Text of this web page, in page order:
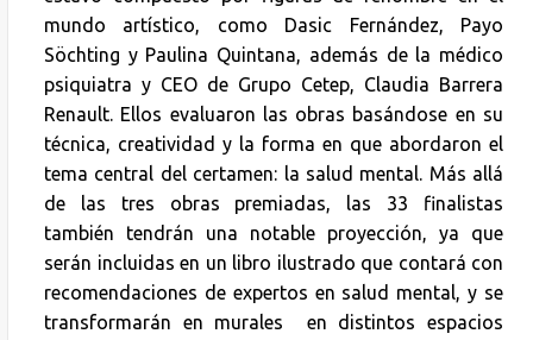
mundo artístico, como Dasic Fernández, Payo
Söchting y Paulina Quintana, además de la médico
psiquiatra y CEO de Grupo Cetep, Claudia Barrera
Renault. Ellos evaluaron las obras basándose en su
técnica, creatividad y la forma en que abordaron el
tema central del certamen: la salud mental. Más allá
de las tres obras premiadas, las 33 finalistas
también tendrán una notable proyección, ya que
serán incluidas en un libro ilustrado que contará con
recomendaciones de expertos en salud mental, y se
transformarán en murales en distintos espacios